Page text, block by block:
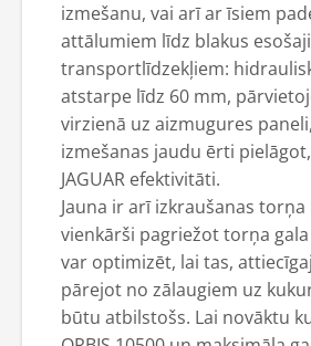
izmešanu, vai arī ar īsiem
attālumiem līdz blakus
transportlīdzekļiem:
atstarpe līdz 60 mm,
virzienā uz aizmugures
izmešanas jaudu ērti
JAGUAR efektivitāti.
Jauna ir arī izkraušanas torņa
vienkārši pagriežot torņa
var optimizēt, lai tas,
pārejot no zālaugiem uz
būtu atbilstošs. Lai novāktu